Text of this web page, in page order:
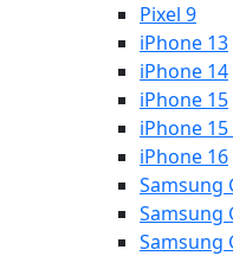
Pixel 9
iPhone 13
iPhone 14
iPhone 15
iPhone
iPhone 16
Samsung
Samsung
Samsung